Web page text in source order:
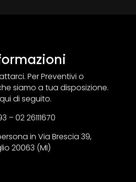
Per Preventivi o
siamo a tua disposizione.
di seguito.
– 02 26111670
in Via Brescia 39,
20063 (MI)